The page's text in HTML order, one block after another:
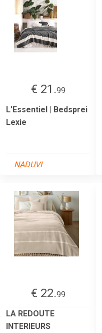
€ 21.99
L'Essentiel | Bedsprei
Lexie
NADUVI
€ 22.99
LA REDOUTE
INTERIEURS